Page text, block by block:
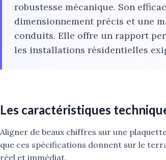
robustesse mécanique. Son
dimensionnement précis et une
conduits. Elle offre un rapport
les installations résidentielles
Les caractéristiques
Aligner de beaux chiffres sur une
que ces spécifications donnent sur le
réel et immédiat.